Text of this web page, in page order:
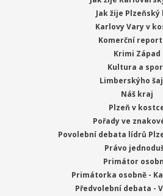
Jak žije Plzeňský
Karlovy Vary v
Komerční
Krimi Západ
Kultura a
Limberskýho
Náš kraj
Plzeň v
Pořady ve
Povolební debata lídrů
Právo
Primátor
Primátorka osobně -
Předvolební debata -